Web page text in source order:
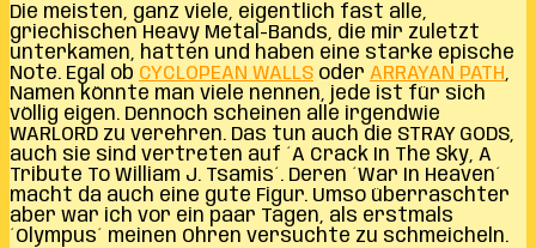
Die meisten, ganz viele, eigentlich fast alle,
griechischen Heavy Metal-Bands, die mir zuletzt
unterkamen, hatten und haben eine starke epische
Note. Egal ob CYCLOPEAN WALLS oder ARRAYAN PATH,
Namen könnte man viele nennen, jede ist für sich
völlig eigen. Dennoch scheinen alle irgendwie
WARLORD zu verehren. Das tun auch die STRAY GODS,
auch sie sind vertreten auf ´A Crack In The Sky, A
Tribute To William J. Tsamis´. Deren ´War In Heaven´
macht da auch eine gute Figur. Umso überraschter
aber war ich vor ein paar Tagen, als erstmals
´Olympus´ meinen Ohren versuchte zu schmeicheln.